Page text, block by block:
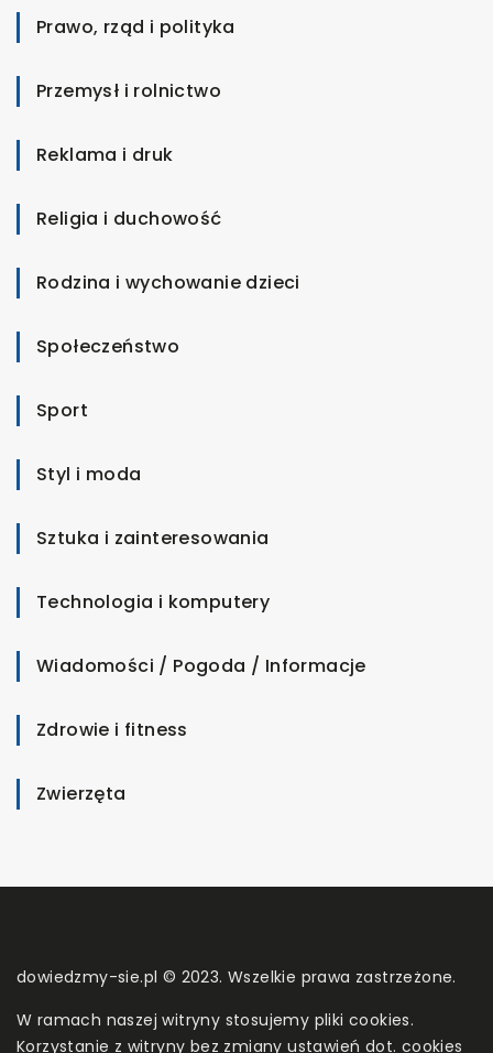
Prawo, rząd i polityka
Przemysł i rolnictwo
Reklama i druk
Religia i duchowość
Rodzina i wychowanie dzieci
Społeczeństwo
Sport
Styl i moda
Sztuka i zainteresowania
Technologia i komputery
Wiadomości / Pogoda / Informacje
Zdrowie i fitness
Zwierzęta
dowiedzmy-sie.pl © 2023. Wszelkie prawa zastrzeżone.
W ramach naszej witryny stosujemy pliki cookies.
Korzystanie z witryny bez zmiany ustawień dot. cookies